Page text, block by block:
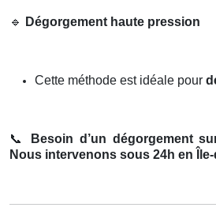
🔹 Dégorgement haute pression
Cette méthode est idéale pour
📞
Besoin d’un dégorgement
Nous intervenons sous 24h en